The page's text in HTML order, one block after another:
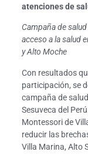
atenciones de
Campaña de
acceso a la salud
y Alto Moche
Con resultados
participación, se
campaña de
Sesuveca del
Montessori de
reducir las
Villa Marina, Alto